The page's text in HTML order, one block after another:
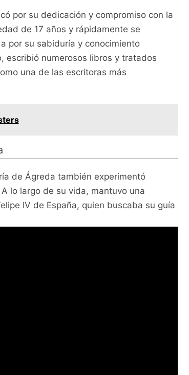
por su dedicación y compromiso con la
de 17 años y rápidamente se
por su sabiduría y conocimiento
escribió numerosos libros y tratados
una de las escritoras más
de Ágreda también experimentó
lo largo de su vida, mantuvo una
IV de España, quien buscaba su guía